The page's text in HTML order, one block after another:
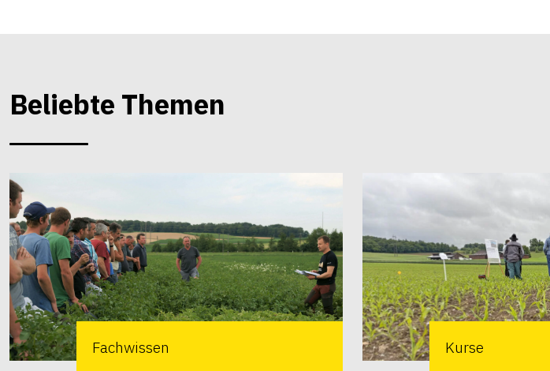
Beliebte Themen
Fachwissen Kurse